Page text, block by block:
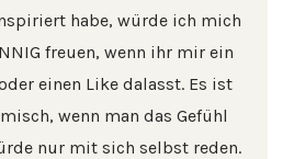
habe, würde ich mich
freuen, wenn ihr mir ein
einen Like dalasst. Es ist
wenn man das Gefühl
nur mit sich selbst reden.